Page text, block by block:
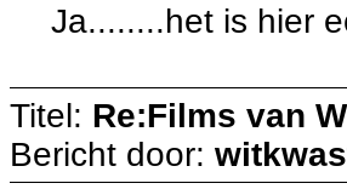
Ja........het is hier
Titel: Re:Films van
Bericht door: